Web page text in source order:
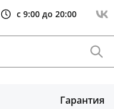
с 9:00 до 20:00
Гарантия